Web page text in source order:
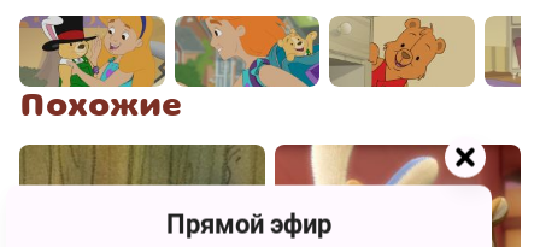
Похожие
Прямой эфир